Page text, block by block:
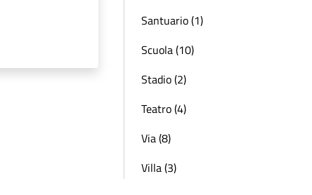
Santuario (1)
Scuola (10)
Stadio (2)
Teatro (4)
Via (8)
Villa (3)